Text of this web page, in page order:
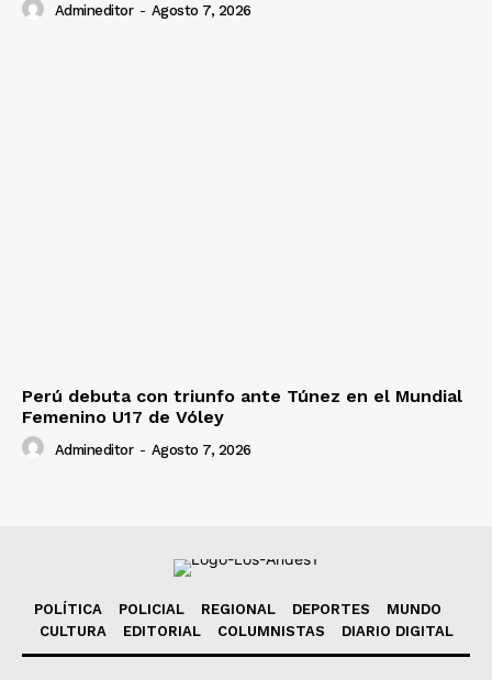
Admineditor - Agosto 7, 2026
Perú debuta con triunfo ante Túnez en el Mundial
Femenino U17 de Vóley
Admineditor - Agosto 7, 2026
POLÍTICA POLICIAL REGIONAL DEPORTES
MUNDO
CULTURA
EDITORIAL COLUMNISTAS DIARIO DIGITAL